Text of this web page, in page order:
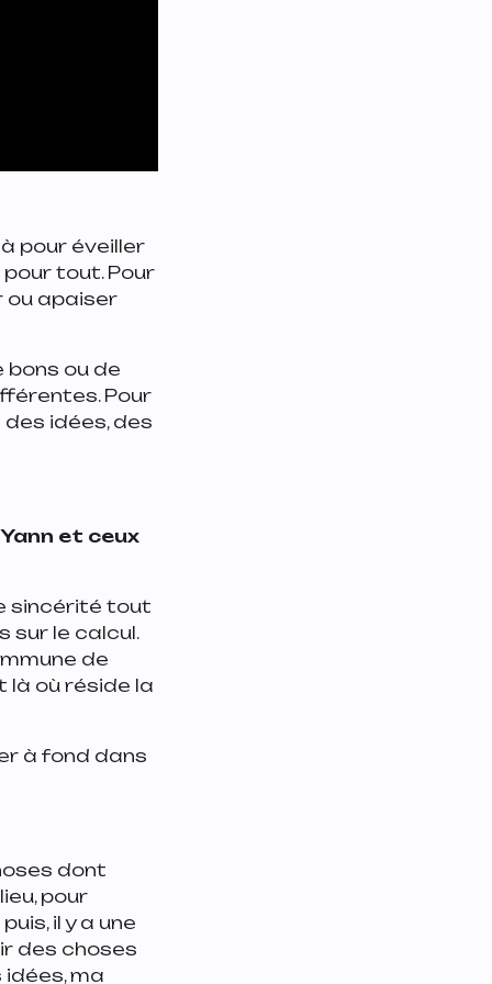
pour éveiller
pour tout. Pour
ou apaiser
bons ou de
Pour
idées, des
et ceux
sincérité tout
sur le calcul.
de
là où réside la
à fond dans
dont
pour
il y a une
des choses
idées, ma